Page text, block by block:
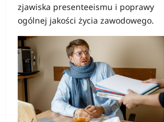
zjawiska presenteeismu i poprawy
ogólnej jakości życia zawodowego.